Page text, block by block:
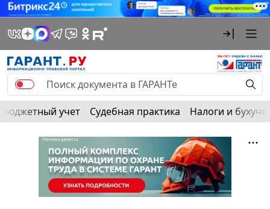
Бюджетный учет Судебная практика Налоги и